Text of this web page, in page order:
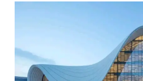
Architecture পড়তে কোন ভার্সিটিতে